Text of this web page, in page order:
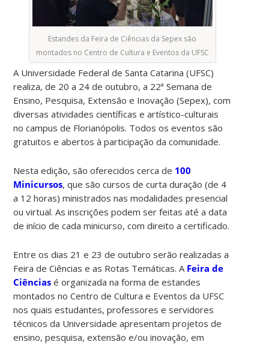
Estandes da Feira de Ciências da Sepex são
montados no Centro de Cultura e Eventos da UFSC
A Universidade Federal de Santa Catarina (UFSC)
realiza, de 20 a 24 de outubro, a 22ª Semana de
Ensino, Pesquisa, Extensão e Inovação (Sepex), com
diversas atividades científicas e artístico-culturais
no campus de Florianópolis. Todos os eventos são
gratuitos e abertos à participação da comunidade.
Nesta edição, são oferecidos cerca de 100
Minicursos, que são cursos de curta duração (de 4
a 12 horas) ministrados nas modalidades presencial
ou virtual. As inscrições podem ser feitas até a data
de início de cada minicurso, com direito a certificado.
Entre os dias 21 e 23 de outubro serão realizadas a
Feira de Ciências e as Rotas Temáticas. A Feira de
Ciências é organizada na forma de estandes
montados no Centro de Cultura e Eventos da UFSC
nos quais estudantes, professores e servidores
técnicos da Universidade apresentam projetos de
ensino, pesquisa, extensão e/ou inovação, em